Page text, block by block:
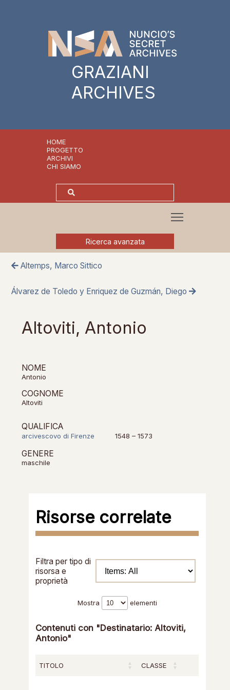
GRAZIANI
ARCHIVES
HOME
PROGETTO
ARCHIVI
CHI SIAMO
Ricerca avanzata
Altemps, Marco Sittico
Álvarez de Toledo y Enriquez de Guzmán, Diego
Risorse correlate
Filtra per tipo di
risorsa e
proprietà
Mostra elementi
Contenuti con "Destinatario: Altoviti,
Antonio"
TITOLO CLASSE
Altoviti, Antonio
NOME
Antonio
COGNOME
Altoviti
QUALIFICA
arcivescovo di Firenze 1548 – 1573
GENERE
maschile